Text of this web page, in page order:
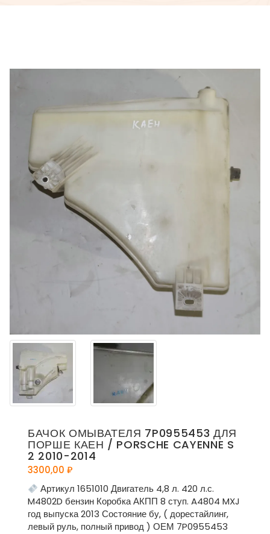
БАЧОК ОМЫВАТЕЛЯ 7P0955453 ДЛЯ
ПОРШЕ КАЕН / PORSCHE CAYENNE S
2 2010-2014
3300,00 ₽
Артикул 1651010 Двигатель 4,8 л. 420 л.с.
M4802D бензин Коробка АКПП 8 ступ. A4804 MXJ
год выпуска 2013 Состояние бу, ( дорестайлинг,
левый руль, полный привод ) ОЕМ 7P0955453